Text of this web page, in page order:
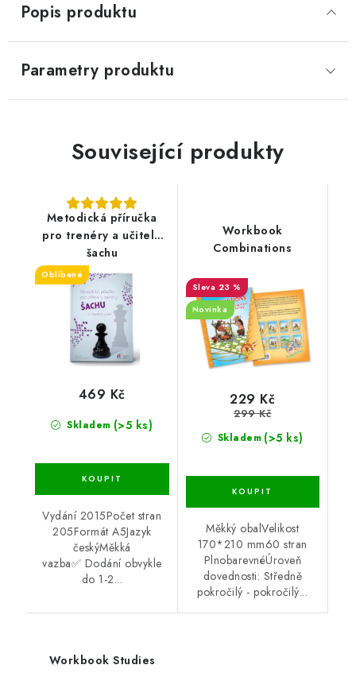
Popis produktu
Parametry produktu
Související produkty
Metodická příručka
pro trenéry a učitele
šachu
Oblíbené
Skladem (>5 ks)
469 Kč
Vydání 2015Počet stran
205Formát A5Jazyk
českýMěkká
vazba✅ Dodání obvykle
do 1-2...
Workbook
Combinations
23 %
Novinka
Skladem (>5 ks)
229 Kč
299 Kč
Měkký obalVelikost
170*210 mm60 stran
PlnobarevnéÚroveň
dovednosti: Středně
pokročilý - pokročilý...
Workbook Studies